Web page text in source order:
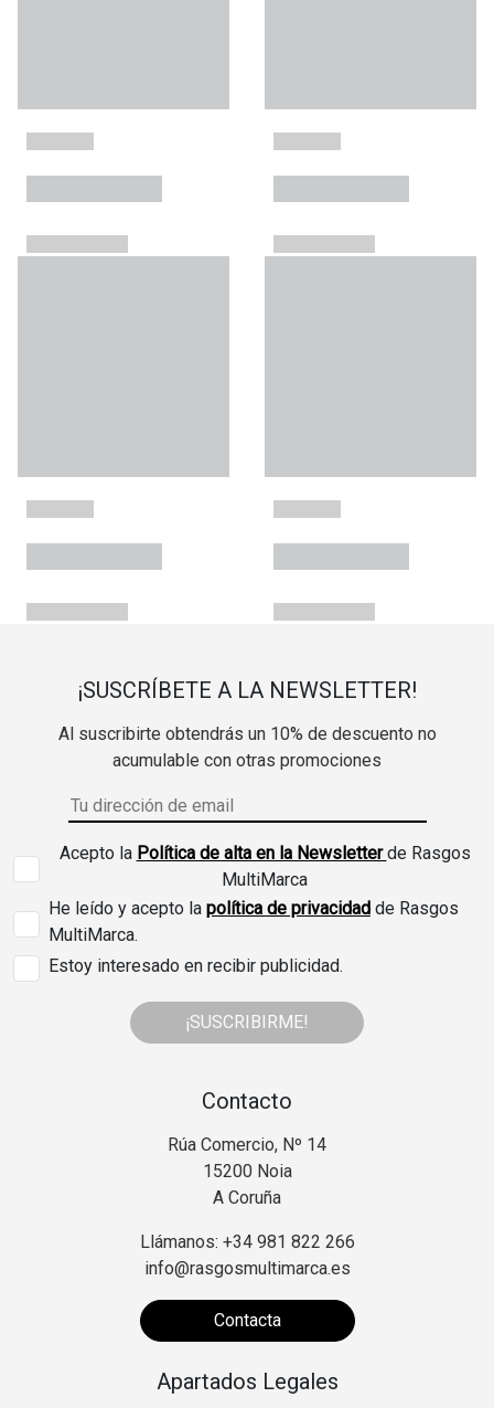
¡SUSCRÍBETE A LA NEWSLETTER!
Al suscribirte obtendrás un 10% de descuento no
acumulable con otras promociones
Acepto la Política de alta en la Newsletterde Rasgos
MultiMarca
He leído y acepto la política de privacidad de Rasgos
MultiMarca.
Estoy interesado en recibir publicidad.
¡SUSCRIBIRME!
Contacto
Rúa Comercio, Nº 14
15200 Noia
A Coruña
Llámanos: +34 981 822 266
info@rasgosmultimarca.es
Contacta
Apartados Legales